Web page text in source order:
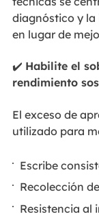
diagnóstico y la
en lugar de
✔️ Habilite el
rendimiento
El exceso de
utilizado para
Escribe
Recolección
Resistencia al